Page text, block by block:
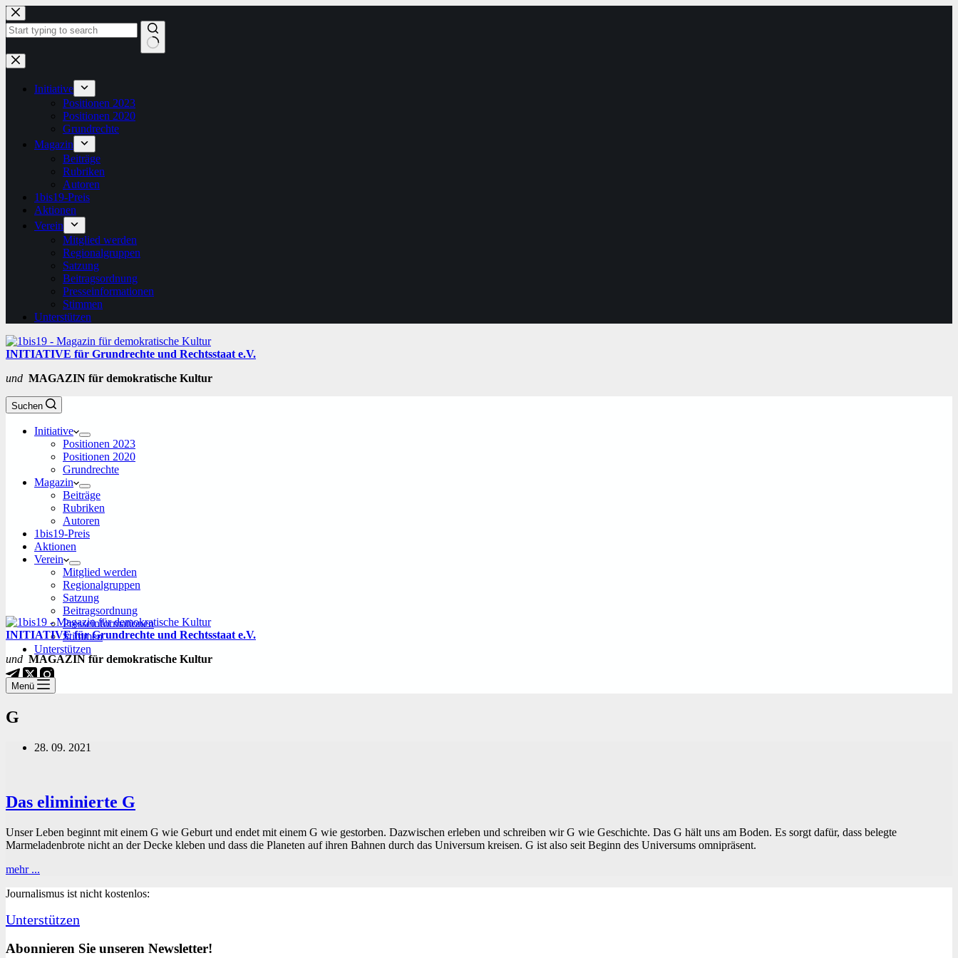
Zum
Inhalt
springen
Keine
Ergebnisse
Initiative
Positionen 2023
Positionen 2020
Grundrechte
Magazin
Beiträge
Rubriken
Autoren
1bis19-Preis
Aktionen
Verein
Mitglied werden
Regionalgruppen
Satzung
Beitragsordnung
Presseinformationen
Stimmen
Unterstützen
INITIATIVE für Grundrechte und Rechtsstaat e.V.
und MAGAZIN für demokratische Kultur
Suchen
Initiative
Positionen 2023
Positionen 2020
Grundrechte
Magazin
Beiträge
Rubriken
Autoren
1bis19-Preis
Aktionen
Verein
Mitglied werden
Regionalgruppen
Satzung
Beitragsordnung
Presseinformationen
Stimmen
Unterstützen
INITIATIVE für Grundrechte und Rechtsstaat e.V.
und MAGAZIN für demokratische Kultur
Menü
G
28. 09. 2021
Das eliminierte G
Unser Leben beginnt mit einem G wie Geburt und endet mit einem G wie gestorben. Dazwischen erleben und schreiben wir G wie Geschichte. Das G hält uns am Boden. Es sorgt dafür, dass belegte
Marmeladenbrote nicht an der Decke kleben und dass die Planeten auf ihren Bahnen durch das Universum kreisen. G ist also seit Beginn des Universums omnipräsent.
mehr ...
G
Journalismus ist nicht kostenlos:
Unterstützen
Abonnieren Sie unseren Newsletter!